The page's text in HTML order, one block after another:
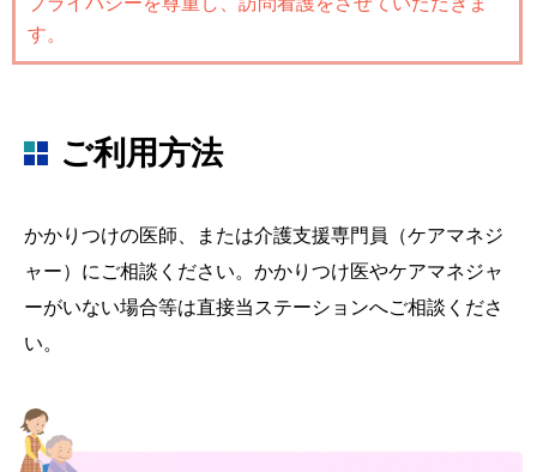
す。
ご利用方法
かかりつけの医師、または介護支援専門員（ケアマネジ
ャー）にご相談ください。かかりつけ医やケアマネジャ
ーがいない場合等は直接当ステーションへご相談くださ
い。